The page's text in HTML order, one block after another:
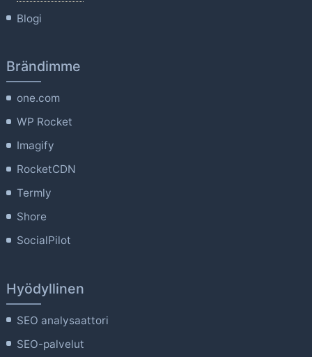
Blogi
Brändimme
one.com
WP Rocket
Imagify
RocketCDN
Termly
Shore
SocialPilot
Hyödyllinen
SEO analysaattori
SEO-palvelut